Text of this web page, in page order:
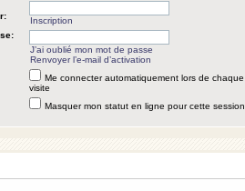
Inscription
J’ai oublié mon mot de passe
Renvoyer l’e-mail d’activation
Me connecter automatiquement lors de chaque
visite
Masquer mon statut en ligne pour cette session